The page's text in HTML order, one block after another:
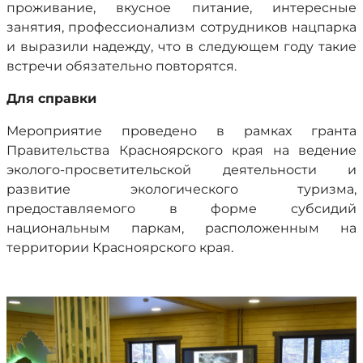
проживание, вкусное питание, интересные
занятия, профессионализм сотрудников нацпарка
и выразили надежду, что в следующем году такие
встречи обязательно повторятся.
Для справки
Мероприятие проведено в рамках гранта
Правительства Красноярского края на ведение
эколого-просветительской деятельности и
развитие экологического туризма,
предоставляемого в форме субсидий
национальным паркам, расположенным на
территории Красноярского края.